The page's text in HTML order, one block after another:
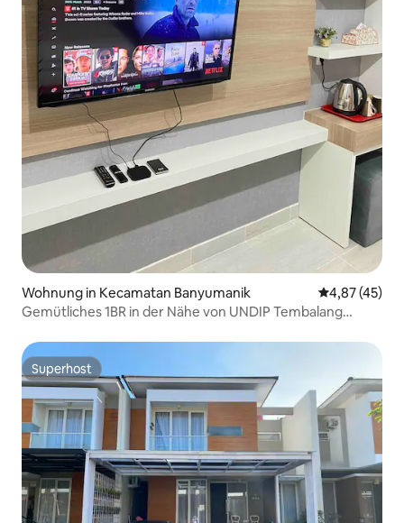
Wohnung in Kecamatan Banyumanik
4,87 (45)
Gemütliches 1BR in der Nähe von UNDIP Tembalang
Superhost
Superhost